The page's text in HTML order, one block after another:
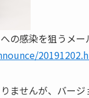
の感染を狙うメー
ませんが、バー